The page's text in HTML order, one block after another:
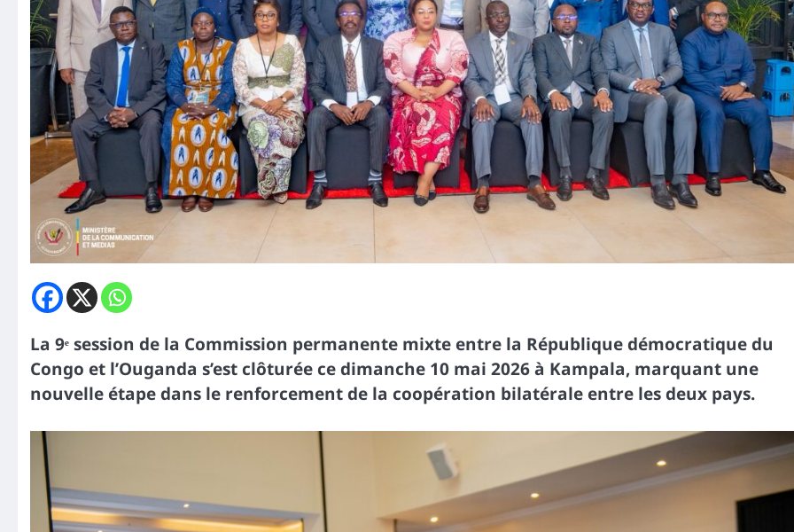
La 9ᵉ session de la Commission permanente mixte entre la République démocratique du
Congo et l’Ouganda s’est clôturée ce dimanche 10 mai 2026 à Kampala, marquant une
nouvelle étape dans le renforcement de la coopération bilatérale entre les deux pays.